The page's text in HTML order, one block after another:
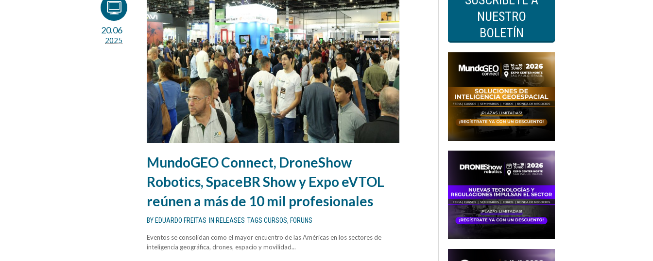
20.06
2025
MundoGEO Connect, DroneShow
Robotics, SpaceBR Show y Expo eVTOL
reúnen a más de 10 mil profesionales
BY EDUARDO FREITAS IN RELEASES TAGS CURSOS, FORUNS
Eventos se consolidan como el mayor encuentro de las Américas en los sectores de
inteligencia geográfica, drones, espacio y movilidad...
NUESTRO
BOLETÍN